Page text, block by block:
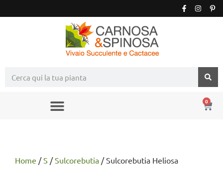
0
Home /S /Sulcorebutia / Sulcorebutia Heliosa